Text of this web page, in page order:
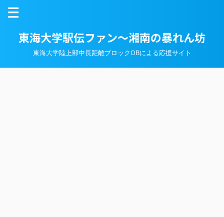
東海大学駅伝ファン～湘南の暴れん坊
東海大学陸上部中長距離ブロックOBによる応援サイト